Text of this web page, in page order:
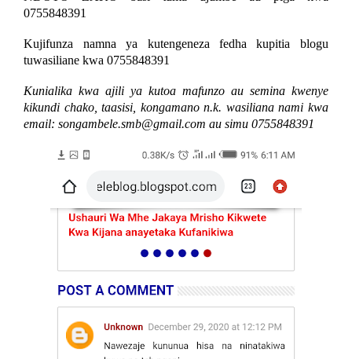
0755848391
Kujifunza namna ya kutengeneza fedha kupitia blogu
tuwasiliane kwa 0755848391
Kunialika kwa ajili ya kutoa mafunzo au semina kwenye
kikundi chako, taasisi, kongamano n.k. wasiliana nami kwa
email: songambele.smb@gmail.com au simu 0755848391